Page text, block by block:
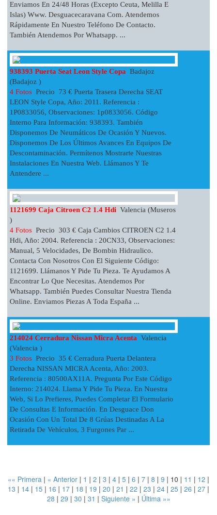
Enviamos En 24/48 Horas (excepto Ceuta, Melilla E
Islas) Www. Desguacecaravana Com. Atendemos
Rápidamente En Nuestro Teléfono De Contacto.
También Atendemos Por Whatsapp. ...
938393 Puerta Seat Leon Style Copa Badajoz
(Badajoz )
4 Fotos Precio 73 € Puerta Trasera Derecha SEAT
LEON Style Copa, Año: 2011. Referencia :
1P0833056, Observaciones: 1p0833056. Código
Interno Para Información: 938393. También
Disponemos De Neumáticos De Ocasión Y Nuevos.
Disponemos De Los Últimos Avances En Equipos De
Descontaminación. Permítenos Mostrarte Nuestras
Instalaciones En Nuestra Web. Llámanos Y Te
Antendere ...
1121699 Caja Citroen C2 1.4 Hdi Valencia (Museros
)
4 Fotos Precio 303 € Caja Cambios CITROEN C2 1.4
Hdi, Año: 2004. Referencia : 20CN33, Observaciones:
Manual, 5 Velocidades, De Bombin Hidraulico.
Contacta Con Nosotros Con El Siguiente Código:
1121699. Llámanos Y Pide Tu Pieza. Te Ayudamos A
Encontrar Lo Que Necesitas. Atendemos Por
Whatsapp. También Puedes Consultar Nuestra Tienda
Online. Enviamos Piezas A Toda España ...
214024 Cerradura Nissan Micra Acenta Valencia
(Valencia )
3 Fotos Precio 35 € Cerradura Puerta Delantera
Derecha NISSAN MICRA Acenta, Año: 2003.
Referencia : 80500AX11A. Pregunta Por Este Código
Interno: 214024. Llama Y Pide Tu Pieza. En Nuestra
Web, Si Lo Prefieres, Puedes Completar El Formulario
De Consultas E Información. En Desguace Don
Ocasión Con Un Total De 8 Grúas Destinadas A La
Retirada De Vehículos, 3 Furgones Par ...
«« Primera | « Anterior | 1 | 2 | 3 | 4 | 5 | 6 | 7 | 8 | 9 | 10 | 11 | 12 |
13 | 14 | 15 | 16 | 17 | 18 | 19 | 20 | 21 | 22 | 23 | 24 | 25 | 26 | 27 |
28 | 29 | 30 | 31 | Siguiente » | Última »»